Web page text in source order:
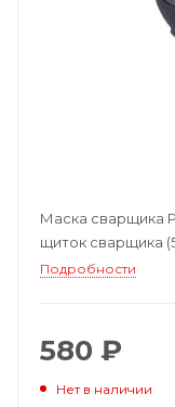
Маска сварщика
щиток сварщика
Подробности
580 ₽
Нет в наличии